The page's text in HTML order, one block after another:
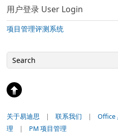
用户登录 User Login
项目管理评测系统
关于易迪思 |联系我们 |Office
理 | PM 项目管理